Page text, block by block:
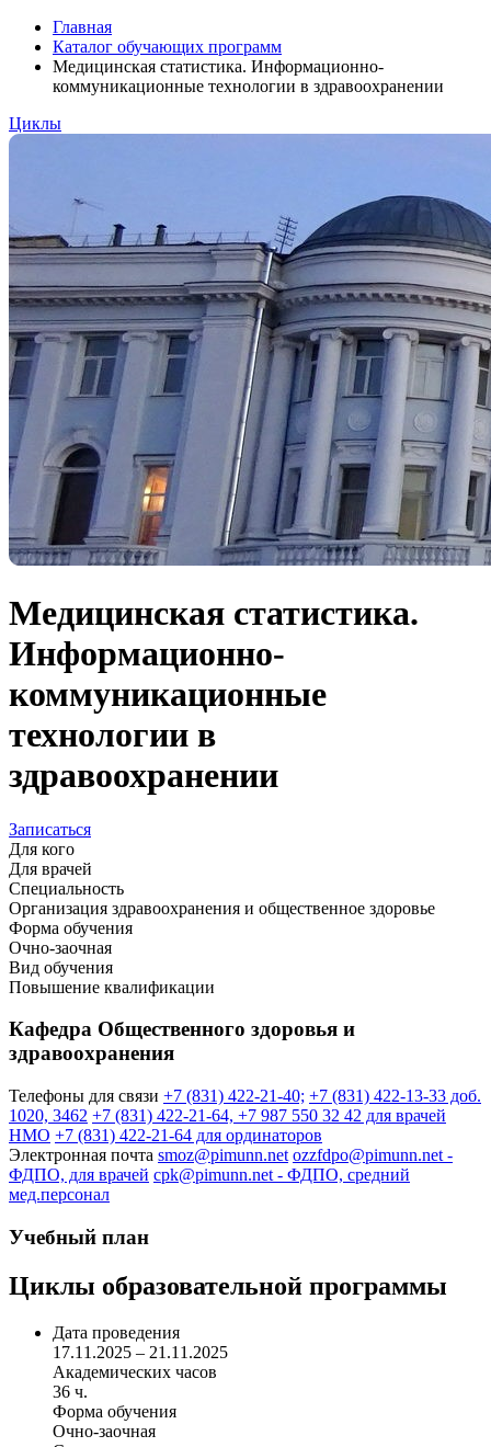
Главная
Каталог обучающих программ
Медицинская статистика. Информационно-
коммуникационные технологии в здравоохранении
Циклы
Медицинская статистика.
Информационно-
коммуникационные
технологии в
здравоохранении
Записаться
Для кого
Для врачей
Специальность
Организация здравоохранения и общественное здоровье
Форма обучения
Очно-заочная
Вид обучения
Повышение квалификации
Кафедра Общественного здоровья и
здравоохранения
Телефоны для связи +7 (831) 422-21-40; +7 (831) 422-13-33 доб.
1020, 3462 +7 (831) 422-21-64, +7 987 550 32 42 для врачей
НМО +7 (831) 422-21-64 для ординаторов
Электронная почта smoz@pimunn.net ozzfdpo@pimunn.net -
ФДПО, для врачей cpk@pimunn.net - ФДПО, средний
мед.персонал
Учебный план
Циклы образовательной программы
Дата проведения
17.11.2025 – 21.11.2025
Академических часов
36 ч.
Форма обучения
Очно-заочная